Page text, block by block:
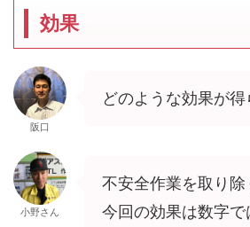
効果
阪口
どのような効果が
小野さん
不安全作業を取り除
今回の効果は数字